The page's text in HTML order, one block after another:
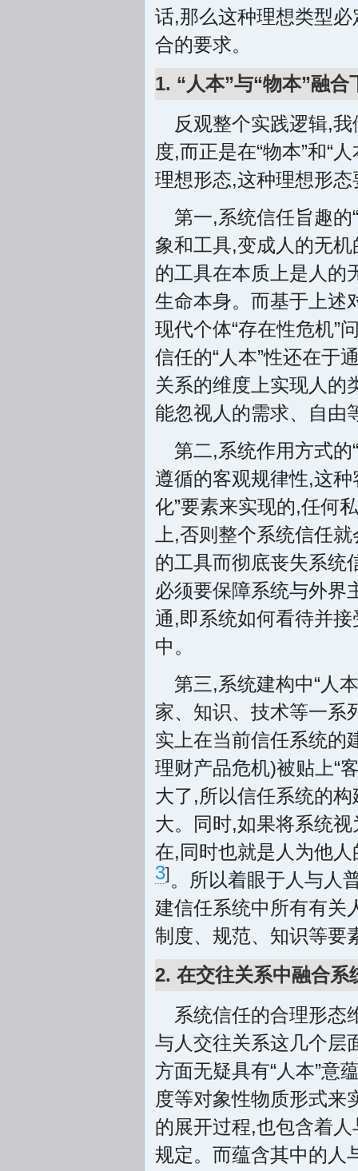
话,那么这种理想类型必
合的要求。
1. “人本”与“物本”融
反观整个实践逻辑,我
度,而正是在“物本”和“
理想形态,这种理想形
第一,系统信任旨趣的
象和工具,变成人的无机
的工具在本质上是人的
生命本身。而基于上述
现代个体“存在性危机”
信任的“人本”性还在于
关系的维度上实现人的
能忽视人的需求、自由
第二,系统作用方式的
遵循的客观规律性,这
化”要素来实现的,任何
上,否则整个系统信任
的工具而彻底丧失系统
必须要保障系统与外界
通,即系统如何看待并
中。
第三,系统建构中“人
家、知识、技术等一系
实上在当前信任系统的
理财产品危机)被贴上“
大了,所以信任系统的构
大。同时,如果将系统
在,同时也就是人为他
3] 。所以着眼于人与人
建信任系统中所有有关
制度、规范、知识等要
2. 在交往关系中融合系
系统信任的合理形态
与人交往关系这几个层
方面无疑具有“人本”意
度等对象性物质形式来
的展开过程,也包含着
规定。而蕴含其中的人